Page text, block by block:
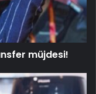
müjdesi!